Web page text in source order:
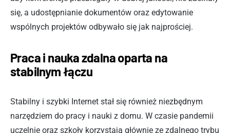
się, a udostępnianie dokumentów oraz edytowanie
wspólnych projektów odbywało się jak najprościej.
Praca i nauka zdalna oparta na
stabilnym łączu
Stabilny i szybki Internet stał się również niezbędnym
narzędziem do pracy i nauki z domu. W czasie pandemii
uczelnie oraz szkoły korzystają głównie ze zdalnego trybu